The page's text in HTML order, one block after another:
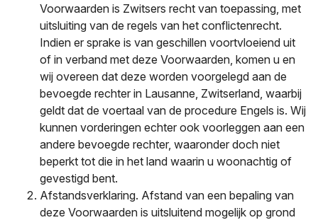
Voorwaarden is Zwitsers recht van toepassing, met
uitsluiting van de regels van het conflictenrecht.
Indien er sprake is van geschillen voortvloeiend uit
of in verband met deze Voorwaarden, komen u en
wij overeen dat deze worden voorgelegd aan de
bevoegde rechter in Lausanne, Zwitserland, waarbij
geldt dat de voertaal van de procedure Engels is. Wij
kunnen vorderingen echter ook voorleggen aan een
andere bevoegde rechter, waaronder doch niet
beperkt tot die in het land waarin u woonachtig of
gevestigd bent.
Afstandsverklaring. Afstand van een bepaling van
deze Voorwaarden is uitsluitend mogelijk op grond